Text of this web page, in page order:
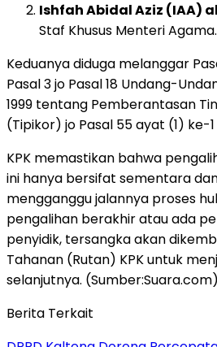
Ishfah Abidal Aziz (IAA)
Staf Khusus Menteri Agama.
Keduanya diduga melanggar
Pasal 3 jo Pasal 18 Undang-
1999 tentang Pemberantasan
(Tipikor) jo Pasal 55 ayat (1) ke-1
KPK memastikan bahwa
ini hanya bersifat sementara
mengganggu jalannya proses
pengalihan berakhir atau ada
penyidik, tersangka akan
Tahanan (Rutan) KPK untuk
selanjutnya. (Sumber:Suara.com)
Berita Terkait